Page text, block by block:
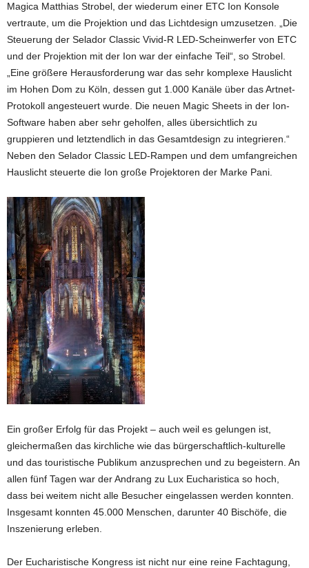
Magica Matthias Strobel, der wiederum einer ETC Ion Konsole
vertraute, um die Projektion und das Lichtdesign umzusetzen. „Die
Steuerung der Selador Classic Vivid-R LED-Scheinwerfer von ETC
und der Projektion mit der Ion war der einfache Teil“, so Strobel.
„Eine größere Herausforderung war das sehr komplexe Hauslicht
im Hohen Dom zu Köln, dessen gut 1.000 Kanäle über das Artnet-
Protokoll angesteuert wurde. Die neuen Magic Sheets in der Ion-
Software haben aber sehr geholfen, alles übersichtlich zu
gruppieren und letztendlich in das Gesamtdesign zu integrieren.“
Neben den Selador Classic LED-Rampen und dem umfangreichen
Hauslicht steuerte die Ion große Projektoren der Marke Pani.
Ein großer Erfolg für das Projekt – auch weil es gelungen ist,
gleichermaßen das kirchliche wie das bürgerschaftlich-kulturelle
und das touristische Publikum anzusprechen und zu begeistern. An
allen fünf Tagen war der Andrang zu Lux Eucharistica so hoch,
dass bei weitem nicht alle Besucher eingelassen werden konnten.
Insgesamt konnten 45.000 Menschen, darunter 40 Bischöfe, die
Inszenierung erleben.
Der Eucharistische Kongress ist nicht nur eine reine Fachtagung,